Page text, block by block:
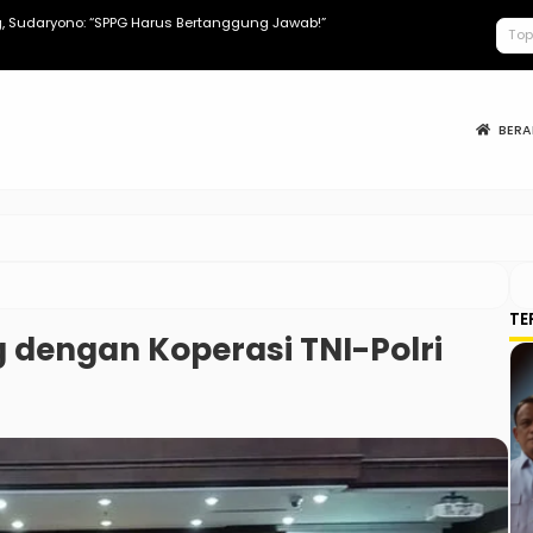
“SPPG Harus Bertanggung Jawab!” Apa Saja
Koperasi TNI-Polri